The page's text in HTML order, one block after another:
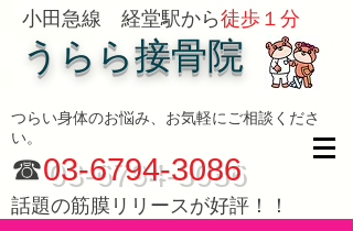
小田急線 経堂駅から徒歩１分
うらら接骨院
つらい身体のお悩み、お気軽にご相談くださ
い。
☎03-6794-3086
話題の筋膜リリースが好評！！